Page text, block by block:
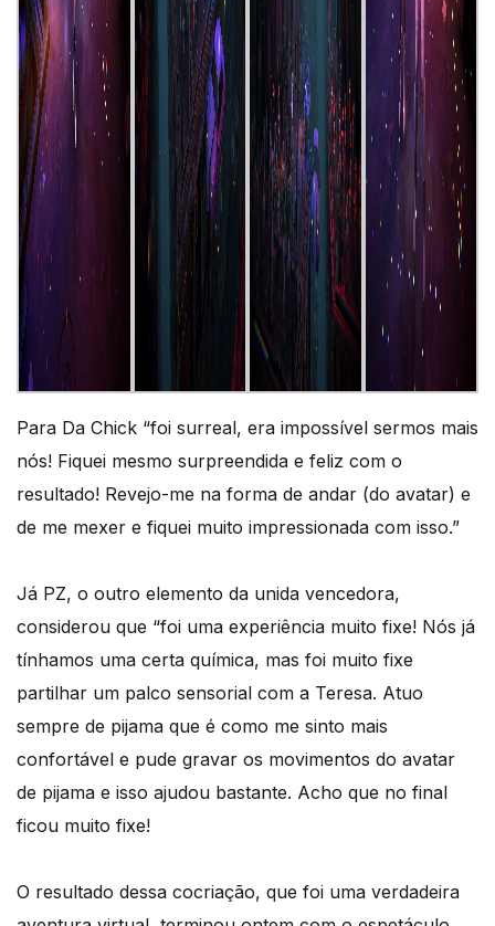
Para Da Chick “foi surreal, era impossível sermos mais
nós! Fiquei mesmo surpreendida e feliz com o
resultado! Revejo-me na forma de andar (do avatar) e
de me mexer e fiquei muito impressionada com isso.”
Já PZ, o outro elemento da unida vencedora,
considerou que “foi uma experiência muito fixe! Nós já
tínhamos uma certa química, mas foi muito fixe
partilhar um palco sensorial com a Teresa. Atuo
sempre de pijama que é como me sinto mais
confortável e pude gravar os movimentos do avatar
de pijama e isso ajudou bastante. Acho que no final
ficou muito fixe!
O resultado dessa cocriação, que foi uma verdadeira